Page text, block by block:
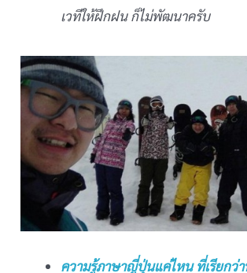
เวทีให้ฝึกฝน ก็ไม่พัฒนาครับ
ความรู้ภาษาญี่ปุ่นแค่ไหน ที่เรียกว่